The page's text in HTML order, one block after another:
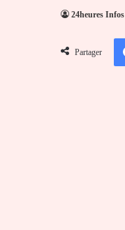
24heures Infos
Partager